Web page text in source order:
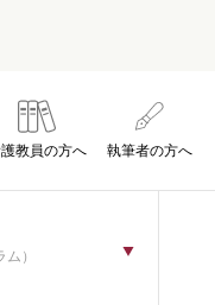
教員の方へ 執筆者の方へ
）